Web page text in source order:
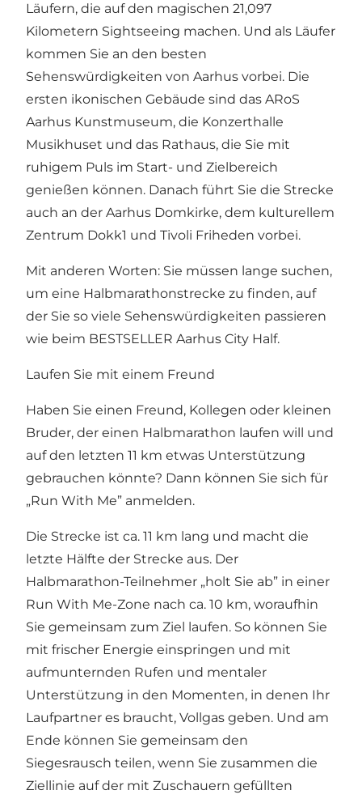
Läufern, die auf den magischen 21,097
Kilometern Sightseeing machen. Und als Läufer
kommen Sie an den besten
Sehenswürdigkeiten von Aarhus vorbei. Die
ersten ikonischen Gebäude sind das ARoS
Aarhus Kunstmuseum, die Konzerthalle
Musikhuset und das Rathaus, die Sie mit
ruhigem Puls im Start- und Zielbereich
genießen können. Danach führt Sie die Strecke
auch an der Aarhus Domkirke, dem kulturellem
Zentrum Dokk1 und Tivoli Friheden vorbei.
Mit anderen Worten: Sie müssen lange suchen,
um eine Halbmarathonstrecke zu finden, auf
der Sie so viele Sehenswürdigkeiten passieren
wie beim BESTSELLER Aarhus City Half.
Laufen Sie mit einem Freund
Haben Sie einen Freund, Kollegen oder kleinen
Bruder, der einen Halbmarathon laufen will und
auf den letzten 11 km etwas Unterstützung
gebrauchen könnte? Dann können Sie sich für
„Run With Me” anmelden.
Die Strecke ist ca. 11 km lang und macht die
letzte Hälfte der Strecke aus. Der
Halbmarathon-Teilnehmer „holt Sie ab” in einer
Run With Me-Zone nach ca. 10 km, woraufhin
Sie gemeinsam zum Ziel laufen. So können Sie
mit frischer Energie einspringen und mit
aufmunternden Rufen und mentaler
Unterstützung in den Momenten, in denen Ihr
Laufpartner es braucht, Vollgas geben. Und am
Ende können Sie gemeinsam den
Siegesrausch teilen, wenn Sie zusammen die
Ziellinie auf der mit Zuschauern gefüllten